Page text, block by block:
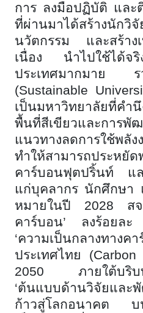
การ ลงมือปฏิบัติ และ
ที่ผ่านมาได้สร้าง
นวัตกรรม และสร้าง
เนื่อง นำไปใช้ได้จ
ประเทศมากมาย ร
(Sustainable
เป็นมหาวิทยาลัยที่คำ
พื้นที่สีเขียวและกา
แนวทางลดการใช้พลัง
ทำให้สามารถประ
คาร์บอนฟุตปริ้นท์ แล
แก่บุคลากร นักศึกษา
หมายในปี 2028 ส
คาร์บอน’ ลงร้อยล
‘ความเป็นกลางท
ประเทศไทย
2050 ภายใต้บริบท
‘ต้นแบบด้านวิจัยและ
ก้าวสู่โลกอนาคต บ